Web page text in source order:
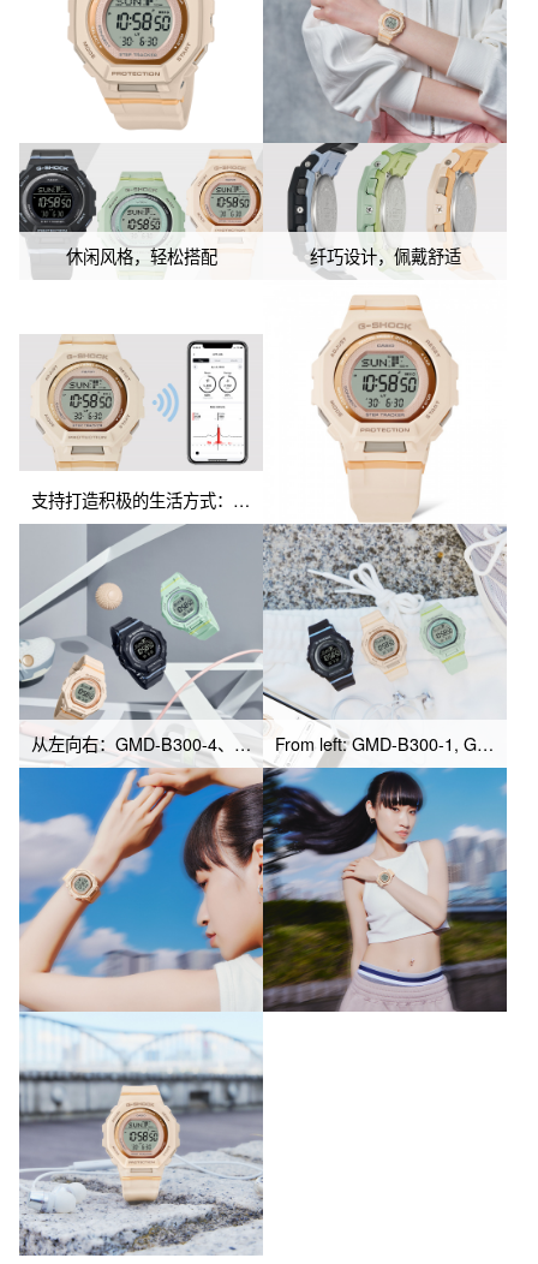
表圈和表带采用生物基树脂制造，这是一种可再生的有机资源，预
计将有助于减少环境负担。
这款休闲且充满活力的型号非常适合那些以自己的方式享受每一天
的人们。
休闲风格，轻松搭配 纤巧设计，佩戴舒适
支持打造积极的生活方式：步数追踪器
从左向右：GMD-B300-4、GMD-B300-1、GMD-B300-3 From left: GMD-B300-1, GMD-B300-4, GMD-B300-3